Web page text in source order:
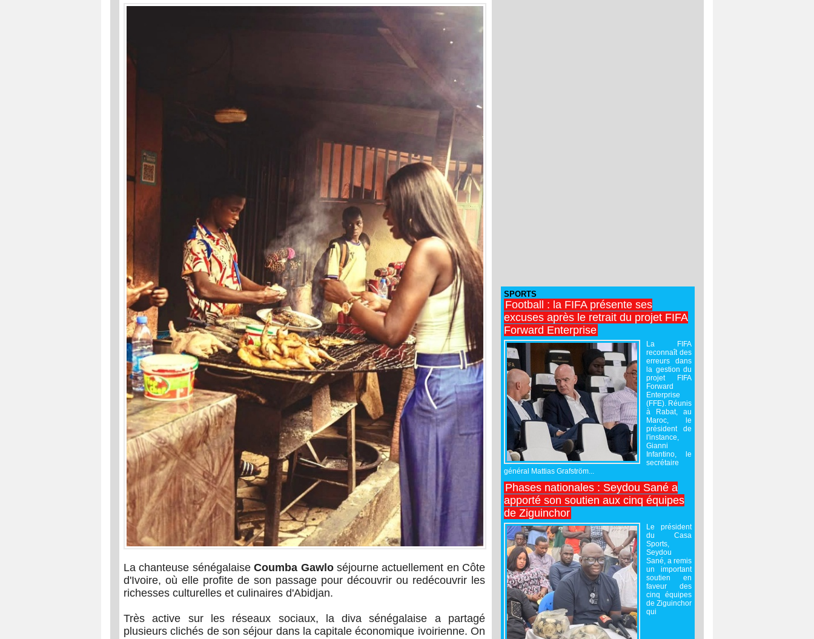
La chanteuse sénégalaiseCoumba Gawloséjourne actuellement en Côte
d'Ivoire, où elle profite de son passage pour découvrir ou redécouvrir les
richesses culturelles et culinaires d'Abidjan.
Très active sur les réseaux sociaux, la diva sénégalaise a partagé
plusieurs clichés de son séjour dans la capitale économique ivoirienne. On
SPORTS
Football : la FIFA présente ses
excuses après le retrait du projet FIFA
Forward Enterprise
La FIFA
reconnaît des
erreurs dans
la gestion du
projet FIFA
Forward
Enterprise
(FFE). Réunis
à Rabat, au
Maroc, le
président de
l'instance,
Gianni
Infantino, le
secrétaire
général Mattias Grafström...
Phases nationales : Seydou Sané a
apporté son soutien aux cinq équipes
de Ziguinchor
Le président
du Casa
Sports,
Seydou
Sané, a remis
un important
soutien en
faveur des
cinq équipes
de Ziguinchor
qui